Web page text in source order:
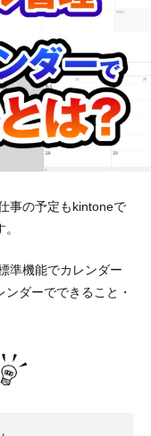
事の予定もkintoneで
準機能でカレンダー
ダーでできること・